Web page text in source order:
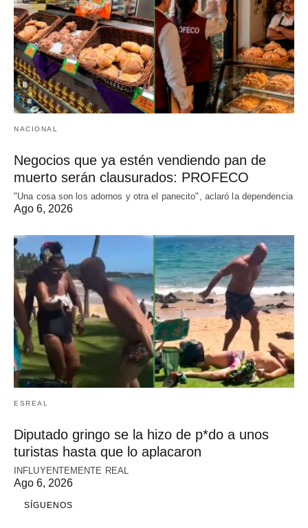
NACIONAL
Negocios que ya estén vendiendo pan de
muerto serán clausurados: PROFECO
"Una cosa son los adornos y otra el panecito", aclaró la dependencia
Ago 6, 2026
ESREAL
Diputado gringo se la hizo de p*do a unos
turistas hasta que lo aplacaron
INFLUYENTEMENTE REAL
Ago 6, 2026
SÍGUENOS